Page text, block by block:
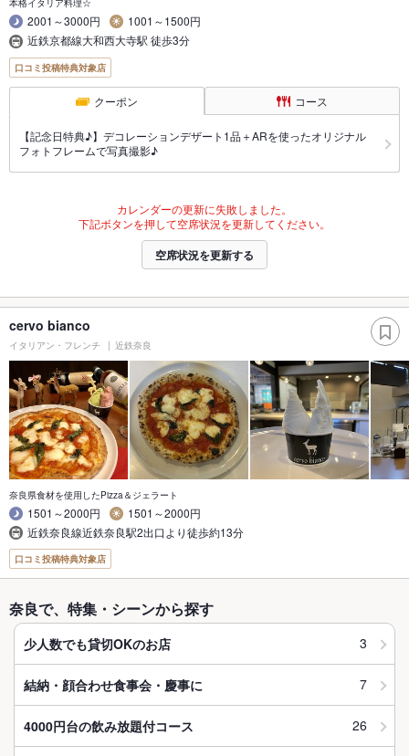
本格イタリア料理☆
2001～3000円
1001～1500円
近鉄京都線大和西大寺駅 徒歩3分
口コミ投稿特典対象店
クーポン コース
【記念日特典♪】デコレーションデザート1品＋ARを使ったオリジナル
フォトフレームで写真撮影♪
カレンダーの更新に失敗しました。
下記ボタンを押して空席状況を更新してください。
空席状況を更新する
cervo bianco
イタリアン・フレンチ 近鉄奈良
奈良県食材を使用したPizza＆ジェラート
1501～2000円
1501～2000円
近鉄奈良線近鉄奈良駅2出口より徒歩約13分
口コミ投稿特典対象店
奈良で、特集・シーンから探す
少人数でも貸切OKのお店 3
結納・顔合わせ食事会・慶事に 7
4000円台の飲み放題付コース 26